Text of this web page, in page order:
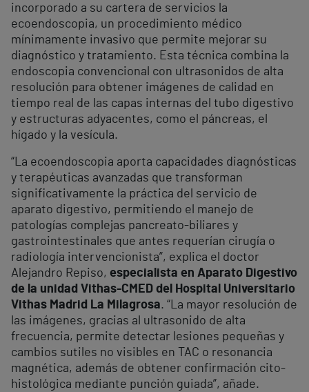
incorporado a su cartera de servicios la
ecoendoscopia, un procedimiento médico
mínimamente invasivo que permite mejorar su
diagnóstico y tratamiento. Esta técnica combina la
endoscopia convencional con ultrasonidos de alta
resolución para obtener imágenes de calidad en
tiempo real de las capas internas del tubo digestivo
y estructuras adyacentes, como el páncreas, el
hígado y la vesícula.
“La ecoendoscopia aporta capacidades diagnósticas
y terapéuticas avanzadas que transforman
significativamente la práctica del servicio de
aparato digestivo, permitiendo el manejo de
patologías complejas pancreato-biliares y
gastrointestinales que antes requerían cirugía o
radiología intervencionista”, explica el doctor
Alejandro Repiso, especialista en Aparato Digestivo
de la unidad Vithas-CMED del Hospital Universitario
Vithas Madrid La Milagrosa. “La mayor resolución de
las imágenes, gracias al ultrasonido de alta
frecuencia, permite detectar lesiones pequeñas y
cambios sutiles no visibles en TAC o resonancia
magnética, además de obtener confirmación cito-
histológica mediante punción guiada”, añade.